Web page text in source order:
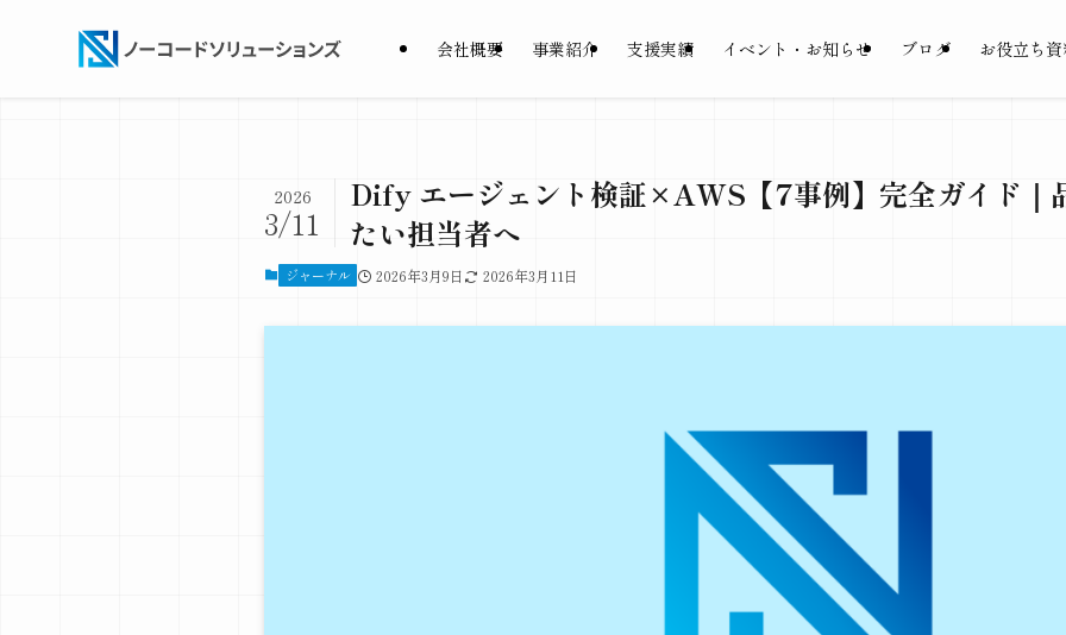
会社概要 事業紹介 支援実績 イベント・お知らせ ブログ お役立ち
Dify エージェント検証×AWS【7事例】完全ガイド｜
たい担当者へ
2026
3/11
ジャーナル 2026年3月9日 2026年3月11日